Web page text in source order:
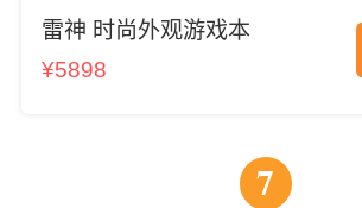
雷神 时尚外观游戏本
¥5898
7